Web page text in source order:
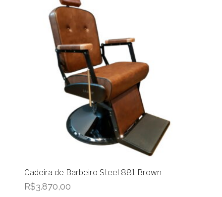
Cadeira de Barbeiro Steel 881 Brown
R$3.870,00